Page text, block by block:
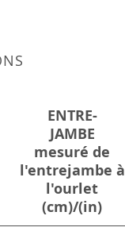
ENTRE-
JAMBE
mesuré de
l'entrejambe à
l'ourlet
(cm)/(in)